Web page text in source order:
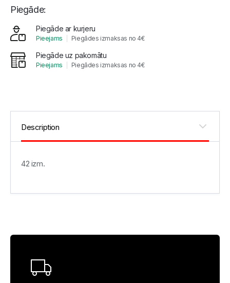
Piegāde:
Piegāde ar kurjeru
Pieejams Piegādes izmaksas no 4€
Piegāde uz pakomātu
Pieejams Piegādes izmaksas no 4€
42 izm.